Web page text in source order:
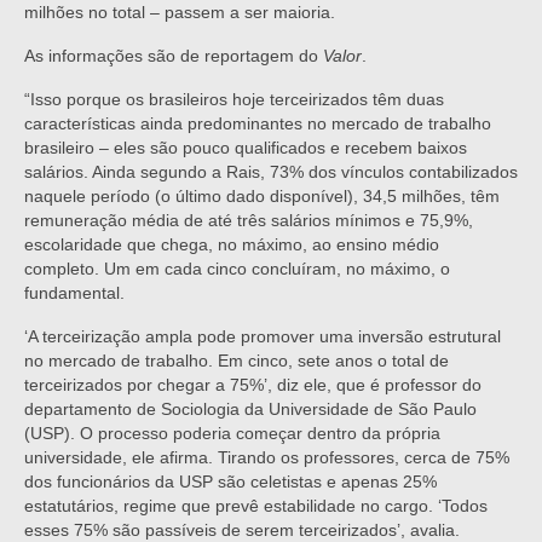
milhões no total – passem a ser maioria.
As informações são de reportagem do Valor.
“Isso porque os brasileiros hoje terceirizados têm duas
características ainda predominantes no mercado de trabalho
brasileiro – eles são pouco qualificados e recebem baixos
salários. Ainda segundo a Rais, 73% dos vínculos contabilizados
naquele período (o último dado disponível), 34,5 milhões, têm
remuneração média de até três salários mínimos e 75,9%,
escolaridade que chega, no máximo, ao ensino médio
completo. Um em cada cinco concluíram, no máximo, o
fundamental.
‘A terceirização ampla pode promover uma inversão estrutural
no mercado de trabalho. Em cinco, sete anos o total de
terceirizados por chegar a 75%’, diz ele, que é professor do
departamento de Sociologia da Universidade de São Paulo
(USP). O processo poderia começar dentro da própria
universidade, ele afirma. Tirando os professores, cerca de 75%
dos funcionários da USP são celetistas e apenas 25%
estatutários, regime que prevê estabilidade no cargo. ‘Todos
esses 75% são passíveis de serem terceirizados’, avalia.